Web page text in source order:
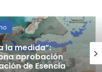
la medida”:
aprobación
de Esencia